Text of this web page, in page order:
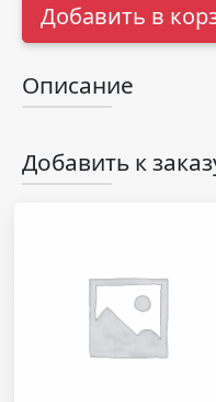
Добавить в
Описание
Добавить к